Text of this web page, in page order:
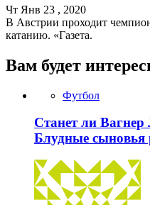
Чт Янв 23 , 2020
В Австрии проходит
катанию. «Газета.
Вам будет
Футбол
Станет ли
Блудные сыновья